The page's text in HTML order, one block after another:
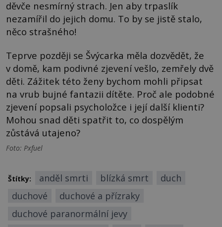
děvče nesmírný strach. Jen aby trpaslík
nezamířil do jejich domu. To by se jistě stalo,
něco strašného!
Teprve později se Švýcarka měla dozvědět, že
v domě, kam podivné zjevení vešlo, zemřely dvě
děti. Zážitek této ženy bychom mohli připsat
na vrub bujné fantazii dítěte. Proč ale podobné
zjevení popsali psycholožce i její další klienti?
Mohou snad děti spatřit to, co dospělým
zůstává utajeno?
Foto: Pxfuel
Štítky: anděl smrti blízká smrt
duch
duchové
duchové a přízraky
duchové paranormální jevy